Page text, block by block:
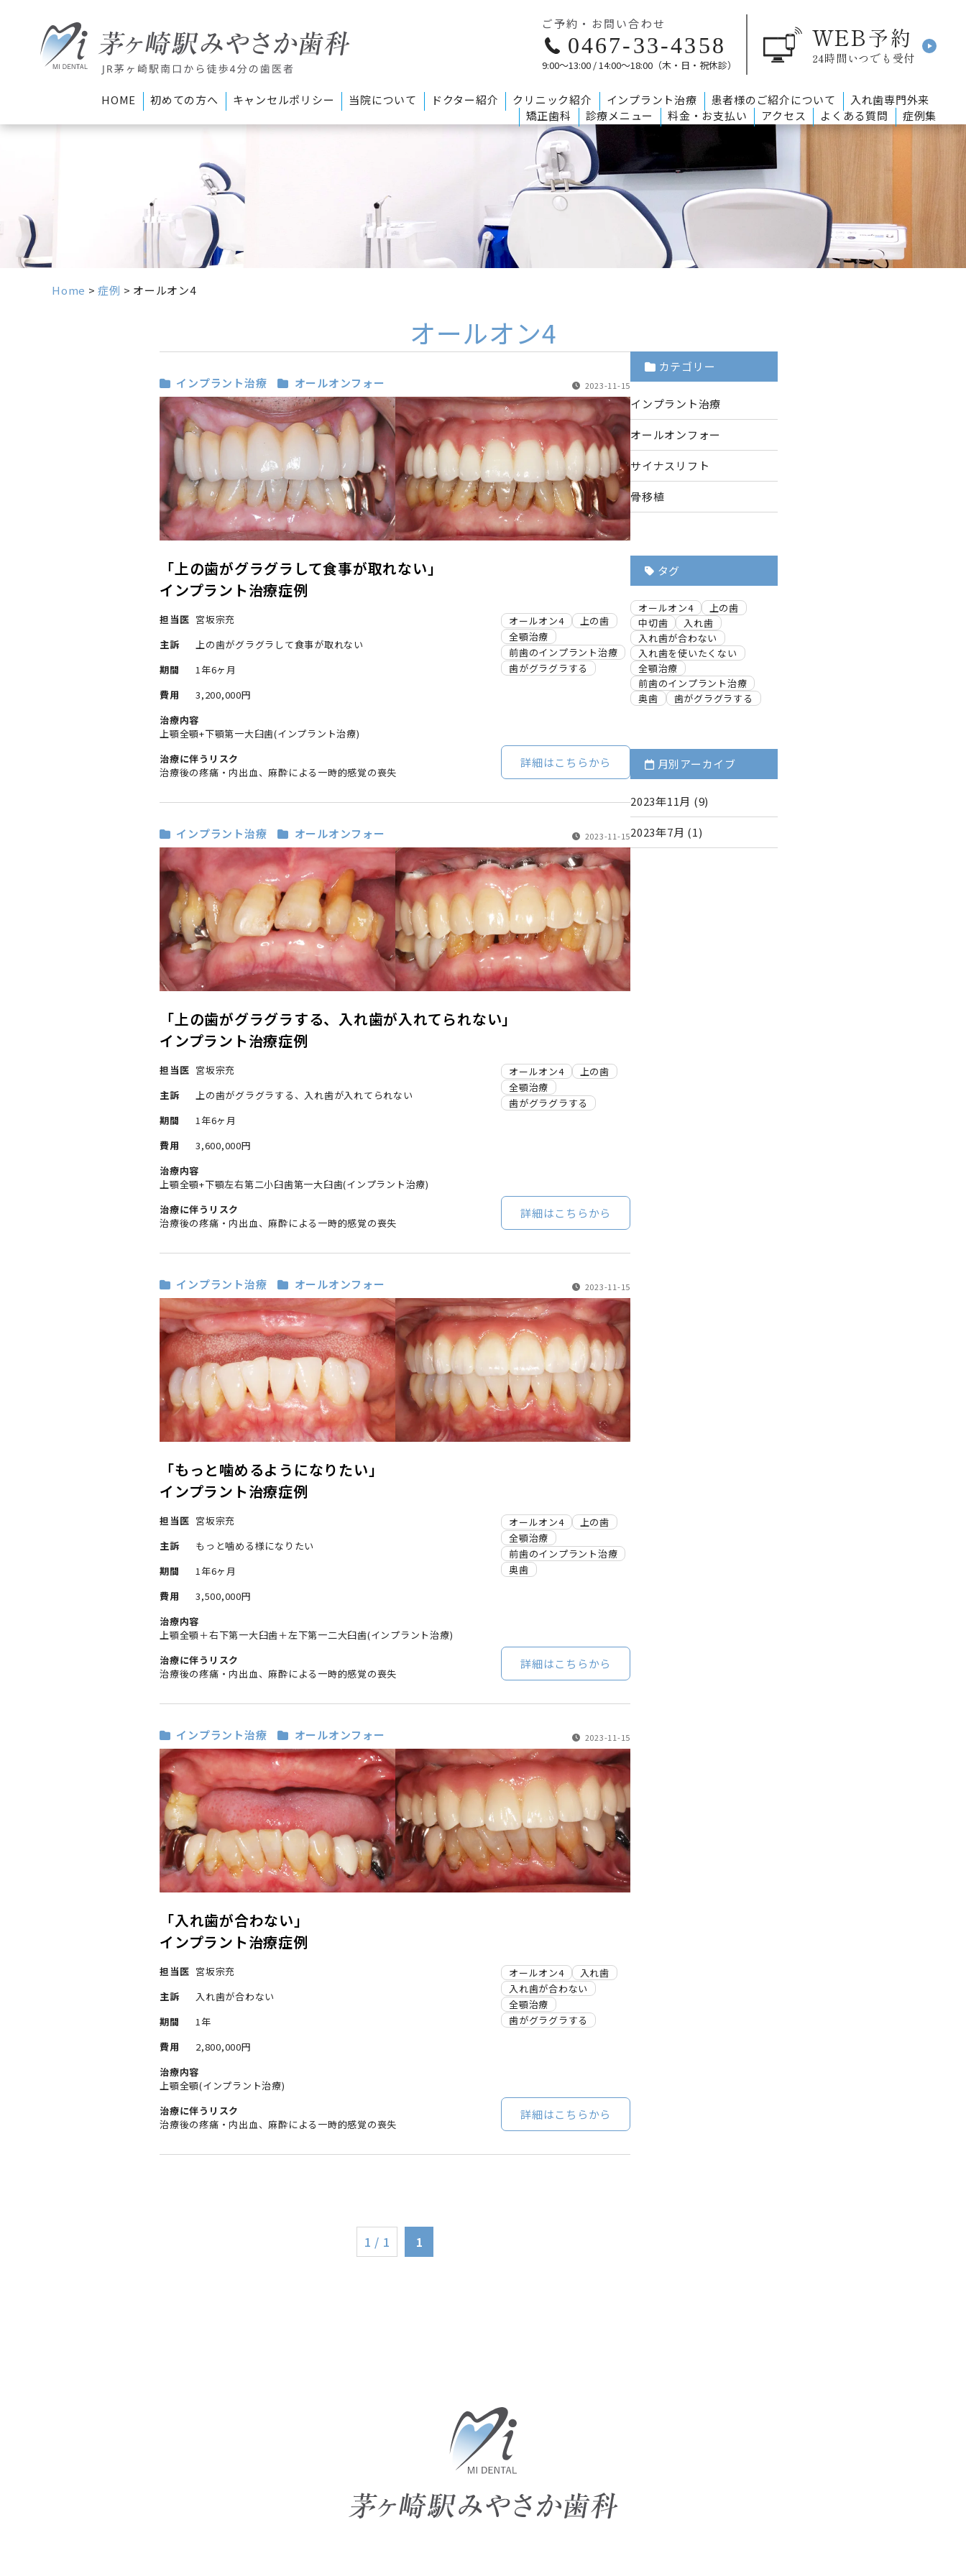
ご予約・お問い合わせ
0467-33-4358
9:00〜13:00 / 14:00〜18:00（木・日・祝休診）
WEB予約
24時間いつでも受付
HOME 初めての方へ キャンセルポリシー 当院について ドクター紹介 クリニック紹介 インプラント治療 患者様のご紹介について
入れ歯専門外来
矯正歯科
診療メニュー 料金・お支払い アクセス よくある質問 症例集
Home >症例 > オールオン4
オールオン4
インプラント治療 オールオンフォー 2023-11-15
「上の歯がグラグラして食事が取れない」
インプラント治療症例
担当医 宮坂宗充
主訴
上の歯がグラグラして食事が取れない
期間
1年6ヶ月
費用
3,200,000円
治療内容
上顎全顎+下顎第一大臼歯(インプラント治療)
治療に伴うリスク
治療後の疼痛・内出血、麻酔による一時的感覚の喪失
オールオン4
上の歯
全顎治療
前歯のインプラント治療
歯がグラグラする
詳細はこちらから
インプラント治療 オールオンフォー 2023-11-15
「上の歯がグラグラする、入れ歯が入れてられない」
インプラント治療症例
担当医 宮坂宗充
主訴
上の歯がグラグラする、入れ歯が入れてられない
期間
1年6ヶ月
費用
3,600,000円
治療内容
上顎全顎+下顎左右第二小臼歯第一大臼歯(インプラント治療)
治療に伴うリスク
治療後の疼痛・内出血、麻酔による一時的感覚の喪失
オールオン4
上の歯
全顎治療
歯がグラグラする
詳細はこちらから
インプラント治療 オールオンフォー 2023-11-15
「もっと噛めるようになりたい」
インプラント治療症例
担当医 宮坂宗充
主訴
もっと噛める様になりたい
期間
1年6ヶ月
費用
3,500,000円
治療内容
上顎全顎＋右下第一大臼歯＋左下第一二大臼歯(インプラント治療)
治療に伴うリスク
治療後の疼痛・内出血、麻酔による一時的感覚の喪失
オールオン4
上の歯
全顎治療
前歯のインプラント治療
奥歯
詳細はこちらから
インプラント治療 オールオンフォー 2023-11-15
「入れ歯が合わない」
インプラント治療症例
担当医 宮坂宗充
主訴
入れ歯が合わない
期間
1年
費用
2,800,000円
治療内容
上顎全顎(インプラント治療)
治療に伴うリスク
治療後の疼痛・内出血、麻酔による一時的感覚の喪失
オールオン4
入れ歯
入れ歯が合わない
全顎治療
歯がグラグラする
詳細はこちらから
1 / 1 1
カテゴリー
インプラント治療
オールオンフォー
サイナスリフト
骨移植
タグ
オールオン4
上の歯
中切歯
入れ歯
入れ歯が合わない
入れ歯を使いたくない
全顎治療
前歯のインプラント治療
奥歯
歯がグラグラする
月別アーカイブ
2023年11月 (9)
2023年7月 (1)